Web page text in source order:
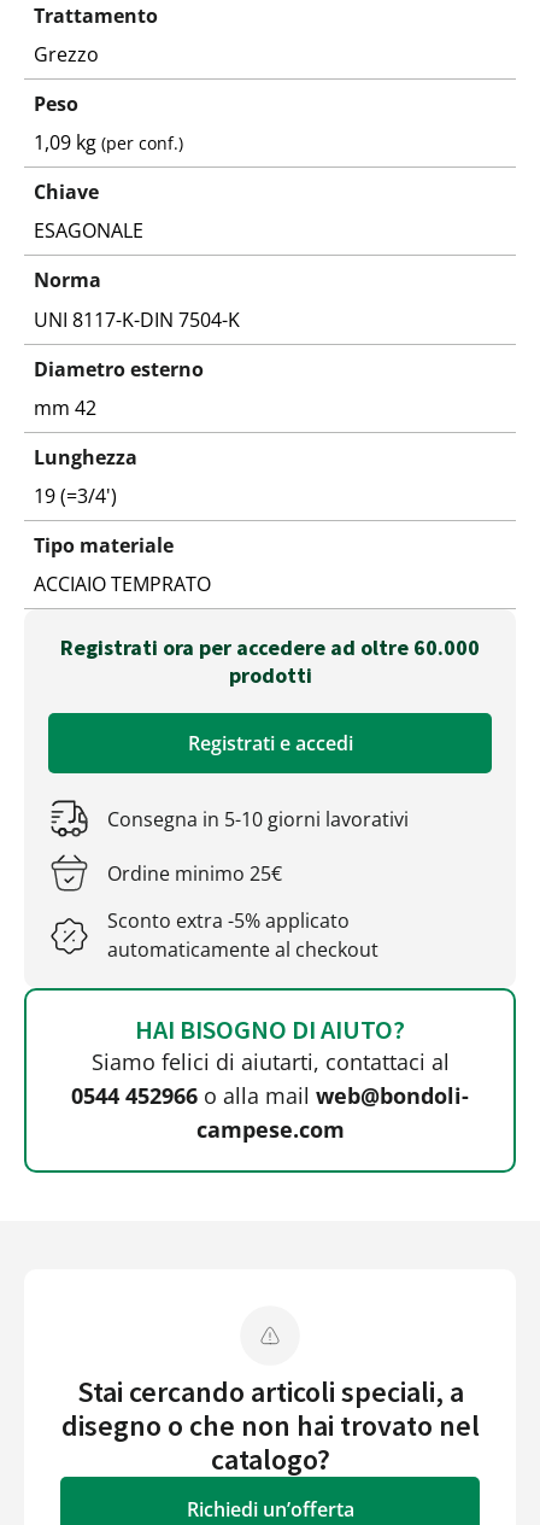
Trattamento
Grezzo
Peso
1,09 kg(per conf.)
Chiave
ESAGONALE
Norma
UNI 8117-K-DIN 7504-K
Diametro esterno
mm 42
Lunghezza
19 (=3/4')
Tipo materiale
ACCIAIO TEMPRATO
Registrati ora per accedere ad oltre 60.000
prodotti
Registrati e accedi
Consegna in 5-10 giorni lavorativi
Ordine minimo 25€
Sconto extra -5% applicato
automaticamente al checkout
HAI BISOGNO DI AIUTO?
Siamo felici di aiutarti, contattaci al
0544 452966 o alla mail web@bondoli-
campese.com
Stai cercando articoli speciali, a
disegno o che non hai trovato nel
catalogo?
Richiedi un’offerta